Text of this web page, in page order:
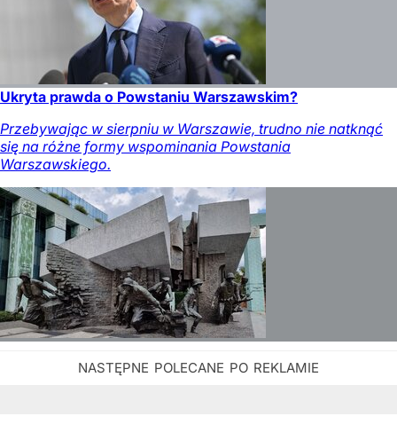
Ukryta prawda o Powstaniu Warszawskim?
Przebywając w sierpniu w Warszawie, trudno nie natknąć
się na różne formy wspominania Powstania
Warszawskiego.